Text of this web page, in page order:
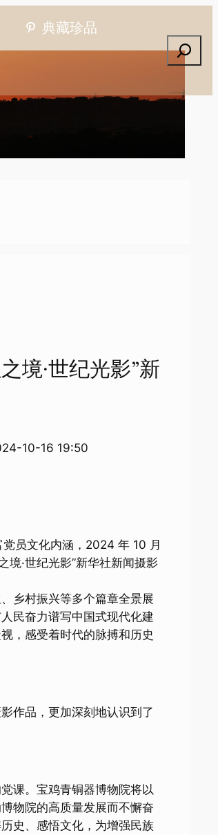
典藏珍品 搜索
境·世纪光影”新
10-16 19:50
员文化内涵，2024 年 10 月
境·世纪光影”新华社新闻摄影
乡村振兴等多个篇章全景展
民奋力谱写中国式现代化建
，感受着时代的脉搏和历史
作品，更加深刻地认识到了
课。宝鸡青铜器博物院将以
物院的高质量发展而不懈奋
史、感悟文化，为增强民族